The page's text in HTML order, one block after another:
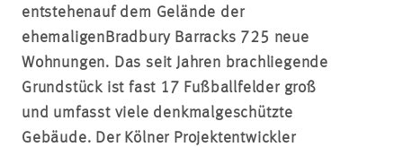
entstehenauf dem Gelände der
ehemaligen Bradbury Barracks 725 neue
Wohnungen. Das seit Jahren brachliegende
Grundstück ist fast 17 Fußballfelder groß
und umfasst viele denkmalgeschützte
Gebäude. Der Kölner Projektentwickler